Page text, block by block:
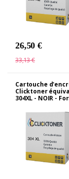
26,50 €
33,13 €
Cartouche
Clicktoner
304XL - NOIR -